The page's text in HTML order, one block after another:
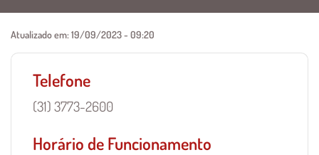
Conteúdo Principal
Atualizado em: 19/09/2023 - 09:20
Telefone
(31) 3773-2600
Horário de Funcionamento